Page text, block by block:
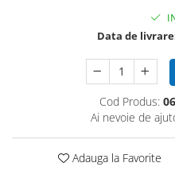
Data de
Cod Produs:
Ai nevoie de
Adauga la Favorite